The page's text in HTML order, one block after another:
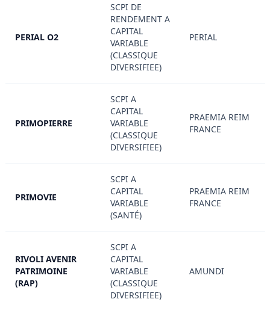
PERIAL O2
SCPI DE
RENDEMENT A
CAPITAL
VARIABLE
(CLASSIQUE
DIVERSIFIEE)
PERIAL
PRIMOPIERRE
SCPI A
CAPITAL
VARIABLE
(CLASSIQUE
DIVERSIFIEE)
PRAEMIA REIM
FRANCE
PRIMOVIE
SCPI A
CAPITAL
VARIABLE
(SANTÉ)
PRAEMIA REIM
FRANCE
RIVOLI AVENIR
PATRIMOINE
(RAP)
SCPI A
CAPITAL
VARIABLE
(CLASSIQUE
DIVERSIFIEE)
AMUNDI